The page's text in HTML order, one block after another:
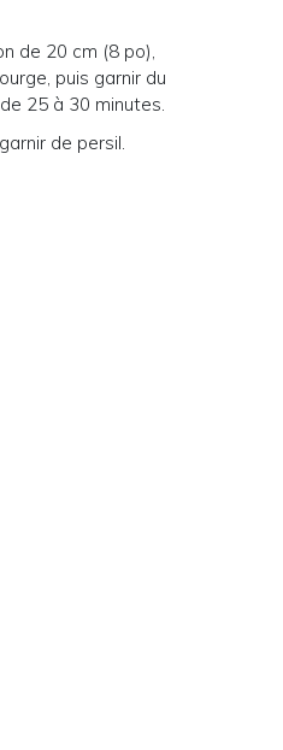
de 20 cm (8 po),
puis garnir du
25 à 30 minutes.
de persil.